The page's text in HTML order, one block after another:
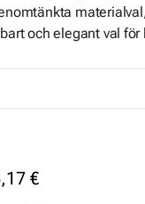
och elegant val för
€